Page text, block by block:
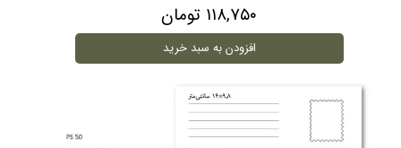
۱۱۸,۷۵۰ تومان
افزودن به سبد خرید